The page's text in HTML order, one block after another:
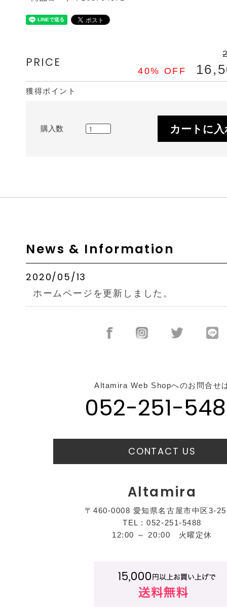
PRICE
40% OFF
獲得ポイント
購入数 カートに
News & Information
2020/05/13
ホームページを更新しました。
Altamira Web Shopへのお問合せ
052-251-
CONTACT US
Altamira
〒460-0008 愛知県名古屋市中区3-
TEL : 052-251-5488
12:00 ～ 20:00 火曜定休